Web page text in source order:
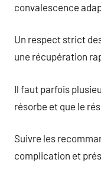
convalescence
Un respect strict
une récupération
Il faut parfois
résorbe et que le
Suivre les
complication et